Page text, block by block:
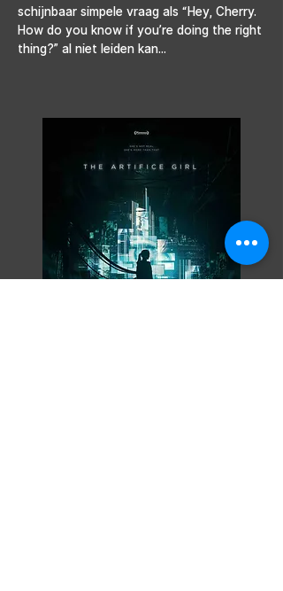
schijnbaar simpele vraag als “Hey, Cherry.
How do you know if you’re doing the right
thing?” al niet leiden kan...